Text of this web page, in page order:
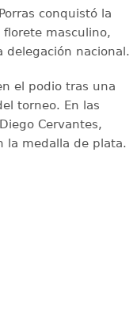
conquistó la
masculino,
delegación nacional.
el podio tras una
torneo. En las
Cervantes,
la medalla de plata.